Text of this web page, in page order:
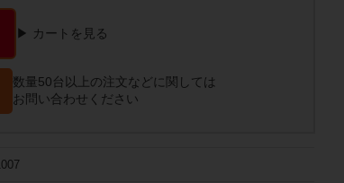
▶ カートを見る
数量50台以上の注文などに関しては
お問い合わせください